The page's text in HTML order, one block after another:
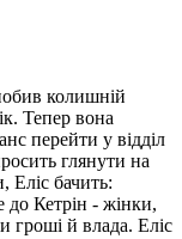
колишній
Тепер вона
перейти у відділ
глянути на
Еліс бачить:
до Кетрін - жінки,
гроші й влада. Еліс